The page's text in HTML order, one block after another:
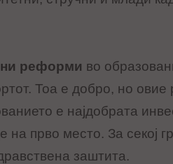
реформи во
Тоа е добро, но
е најдобрата
на прво место. За секој
заштита.